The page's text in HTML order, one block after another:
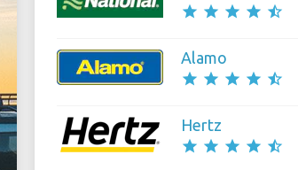
star star star star star_half
Alamo
star star star star star_half
Hertz
star star star star star_half